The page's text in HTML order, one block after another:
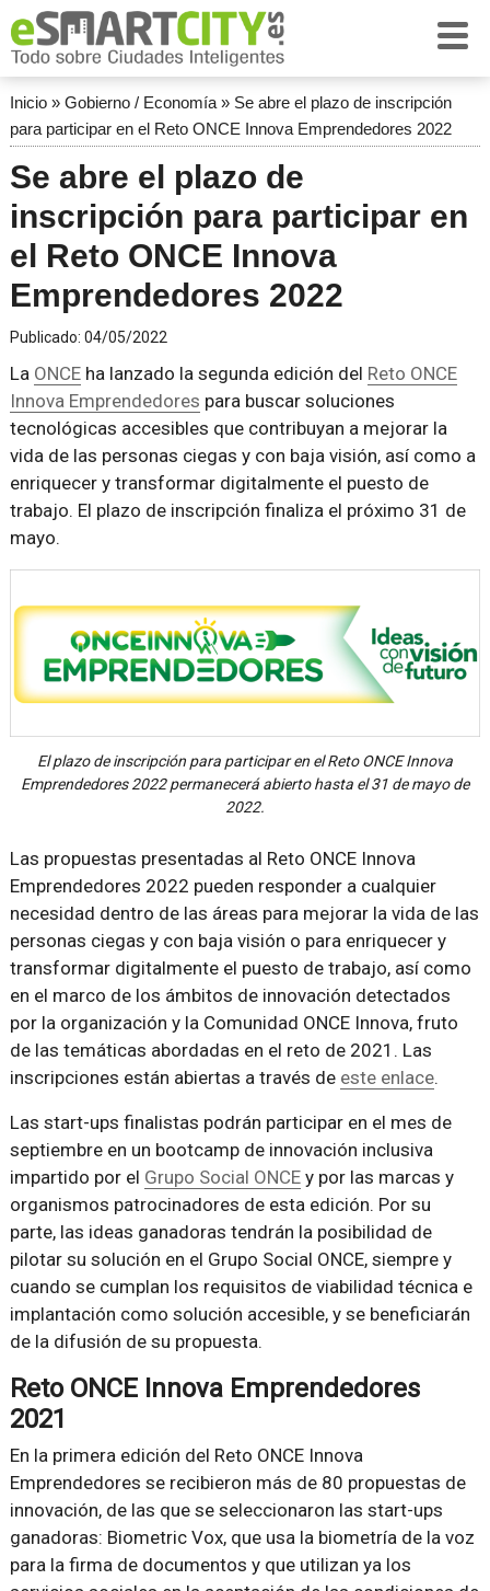
Inicio» Gobierno / Economía» Se abre el plazo de inscripción
para participar en el Reto ONCE Innova Emprendedores 2022
Se abre el plazo de
inscripción para participar en
el Reto ONCE Innova
Emprendedores 2022
Publicado: 04/05/2022
La ONCEha lanzado la segunda edición del Reto ONCE
Innova Emprendedores para buscar soluciones
tecnológicas accesibles que contribuyan a mejorar la
vida de las personas ciegas y con baja visión, así como a
enriquecer y transformar digitalmente el puesto de
trabajo. El plazo de inscripción finaliza el próximo 31 de
mayo.
El plazo de inscripción para participar en el Reto ONCE Innova
Emprendedores 2022 permanecerá abierto hasta el 31 de mayo de
2022.
Las propuestas presentadas al Reto ONCE Innova
Emprendedores 2022 pueden responder a cualquier
necesidad dentro de las áreas para mejorar la vida de las
personas ciegas y con baja visión o para enriquecer y
transformar digitalmente el puesto de trabajo, así como
en el marco de los ámbitos de innovación detectados
por la organización y la Comunidad ONCE Innova, fruto
de las temáticas abordadas en el reto de 2021. Las
inscripciones están abiertas a través de este enlace.
Las start-ups finalistas podrán participar en el mes de
septiembre en un bootcamp de innovación inclusiva
impartido por el Grupo Social ONCEy por las marcas y
organismos patrocinadores de esta edición. Por su
parte, las ideas ganadoras tendrán la posibilidad de
pilotar su solución en el Grupo Social ONCE, siempre y
cuando se cumplan los requisitos de viabilidad técnica e
implantación como solución accesible, y se beneficiarán
de la difusión de su propuesta.
Reto ONCE Innova Emprendedores
2021
En la primera edición del Reto ONCE Innova
Emprendedores se recibieron más de 80 propuestas de
innovación, de las que se seleccionaron las start-ups
ganadoras: Biometric Vox, que usa la biometría de la voz
para la firma de documentos y que utilizan ya los